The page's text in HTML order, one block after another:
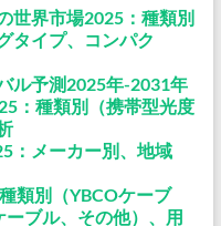
世界市場2025：種類別
タイプ、コンパク
ル予測2025年-2031年
：種類別（携帯型光度
：メーカー別、地域
類別（YBCOケーブ
ブル、その他）、用